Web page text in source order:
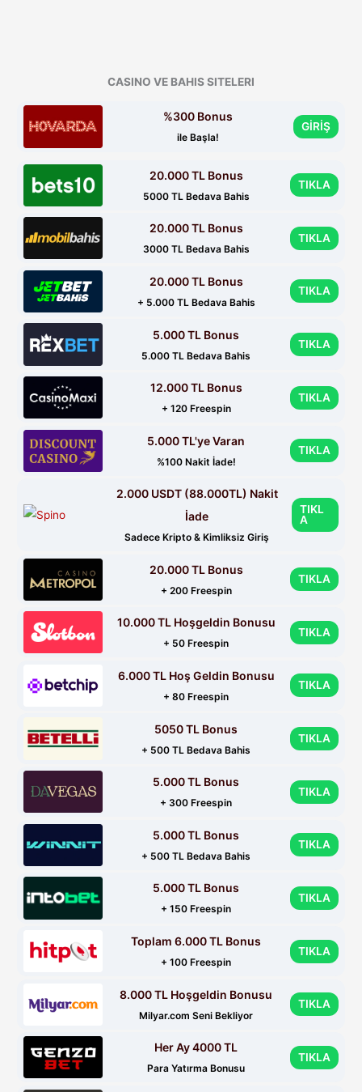
CASINO VE BAHIS SITELERI
%300 Bonus
ile Başla!
GİRİŞ
20.000 TL Bonus
5000 TL Bedava Bahis
TIKLA
20.000 TL Bonus
3000 TL Bedava Bahis
TIKLA
20.000 TL Bonus
+ 5.000 TL Bedava Bahis
TIKLA
5.000 TL Bonus
5.000 TL Bedava Bahis
TIKLA
12.000 TL Bonus
+ 120 Freespin
TIKLA
5.000 TL'ye Varan
%100 Nakit İade!
TIKLA
2.000 USDT (88.000TL) Nakit
İade
Sadece Kripto & Kimliksiz Giriş
TIKL
A
20.000 TL Bonus
+ 200 Freespin
TIKLA
10.000 TL Hoşgeldin Bonusu
+ 50 Freespin
TIKLA
6.000 TL Hoş Geldin Bonusu
+ 80 Freespin
TIKLA
5050 TL Bonus
+ 500 TL Bedava Bahis
TIKLA
5.000 TL Bonus
+ 300 Freespin
TIKLA
5.000 TL Bonus
+ 500 TL Bedava Bahis
TIKLA
5.000 TL Bonus
+ 150 Freespin
TIKLA
Toplam 6.000 TL Bonus
+ 100 Freespin
TIKLA
8.000 TL Hoşgeldin Bonusu
Milyar.com Seni Bekliyor
TIKLA
Her Ay 4000 TL
Para Yatırma Bonusu
TIKLA